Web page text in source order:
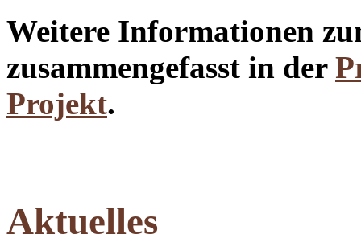
Weitere Informationen
zusammengefasst in der
Projekt.
Aktuelles